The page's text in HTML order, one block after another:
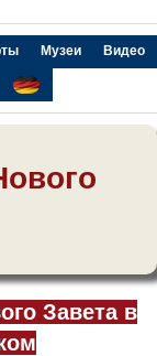
Музеи Видео
Завета в